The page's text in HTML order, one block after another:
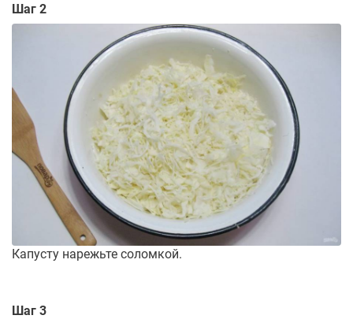
Шаг 2
Капусту нарежьте соломкой.
Шаг 3